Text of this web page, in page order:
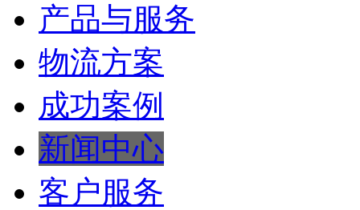
产品与服务
物流方案
成功案例
新闻中心
客户服务